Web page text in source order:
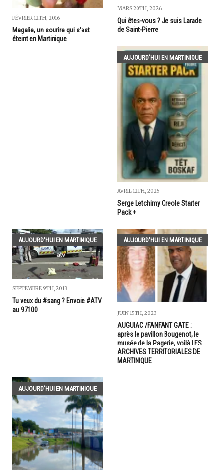
FÉVRIER 12TH, 2016
Magalie, un sourire qui s’est
éteint en Martinique
MARS 20TH, 2026
Qui êtes-vous ? Je suis Larade
de Saint-Pierre
AUJOURD'HUI EN MARTINIQUE
AVRIL 12TH, 2025
Serge Letchimy Creole Starter
Pack +
AUJOURD'HUI EN MARTINIQUE
SEPTEMBRE 9TH, 2013
Tu veux du #sang ? Envoie #ATV
au 97100
AUJOURD'HUI EN MARTINIQUE
JUIN 15TH, 2023
AUGUIAC /FANFANT GATE :
après le pavillon Bougenot, le
musée de la Pagerie, voilà LES
ARCHIVES TERRITORIALES DE
MARTINIQUE
AUJOURD'HUI EN MARTINIQUE